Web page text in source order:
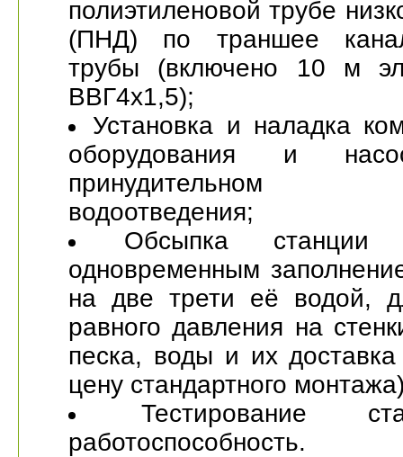
полиэтиленовой трубе
(ПНД) по траншее
трубы (включено 10 м
ВВГ4x1,5);
Установка и наладка
оборудования и
принудительном
водоотведения;
Обсыпка
одновременным
на две трети её водой,
равного давления на
песка, воды и их
цену стандартного
Тестирование
работоспособность.